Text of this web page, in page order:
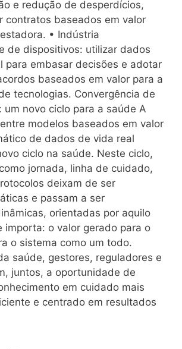
e redução de desperdícios,
contratos baseados em valor
• Indústria
de dispositivos: utilizar dados
para embasar decisões e adotar
baseados em valor para a
tecnologias. Convergência de
um novo ciclo para a saúde A
modelos baseados em valor
de dados de vida real
ciclo na saúde. Neste ciclo,
jornada, linha de cuidado,
deixam de ser
e passam a ser
orientadas por aquilo
importa: o valor gerado para o
o sistema como um todo.
saúde, gestores, reguladores e
juntos, a oportunidade de
em cuidado mais
e centrado em resultados